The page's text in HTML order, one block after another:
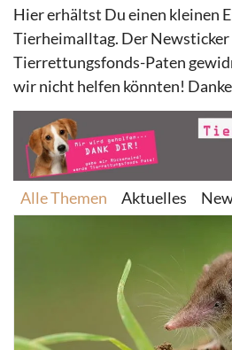
Hier erhältst Du einen kleinen
Tierheimalltag. Der
Tierrettungsfonds-Paten
wir nicht helfen könnten!
Aktuelles
Alle Themen